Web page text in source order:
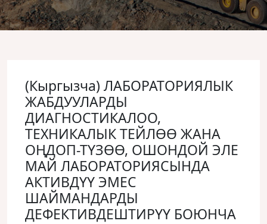
(Кыргызча) ЛАБОРАТОРИЯЛЫК
ЖАБДУУЛАРДЫ
ДИАГНОСТИКАЛОО,
ТЕХНИКАЛЫК ТЕЙЛӨӨ ЖАНА
ОҢДОП-ТҮЗӨӨ, ОШОНДОЙ ЭЛЕ
МАЙ ЛАБОРАТОРИЯСЫНДА
АКТИВДҮҮ ЭМЕС
ШАЙМАНДАРДЫ
ДЕФЕКТИВДЕШТИРҮҮ БОЮНЧА